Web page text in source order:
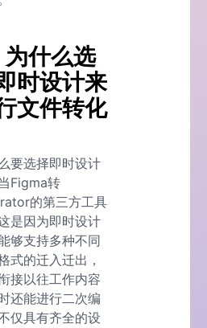
为什么选
时设计来
文件转化
要选择即时设计
Figma转
的第三方工具
是因为即时设计
够支持多种不同
式的迁入迁出，
接以往工作内容
还能进行二次编
仅具有齐全的设